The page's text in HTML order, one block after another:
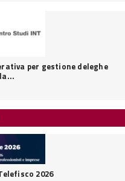
per gestione deleghe
2026